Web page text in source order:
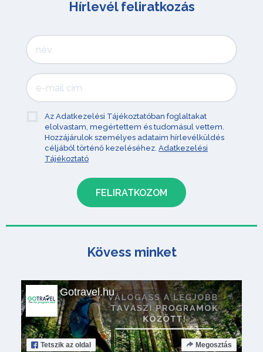
Hírlevél feliratkozás
Az Adatkezelési Tájékoztatóban foglaltakat
elolvastam, megértettem és tudomásul vettem.
Hozzájárulok személyes adataim hírlevélküldés
céljából történő kezeléséhez. Adatkezelési
Tájékoztató
Kövess minket
Gotravel.hu
Tetszik az oldal Megosztás